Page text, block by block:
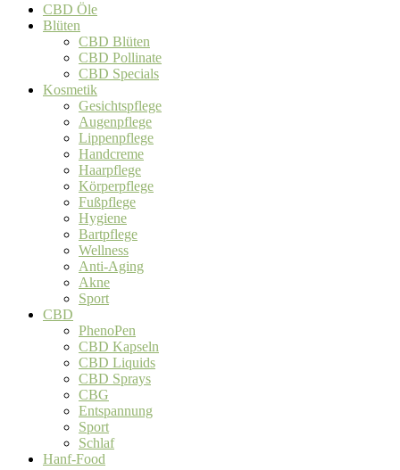
CBD Öle
Blüten
CBD Blüten
CBD Pollinate
CBD Specials
Kosmetik
Gesichtspflege
Augenpflege
Lippenpflege
Handcreme
Haarpflege
Körperpflege
Fußpflege
Hygiene
Bartpflege
Wellness
Anti-Aging
Akne
Sport
CBD
PhenoPen
CBD Kapseln
CBD Liquids
CBD Sprays
CBG
Entspannung
Sport
Schlaf
Hanf-Food